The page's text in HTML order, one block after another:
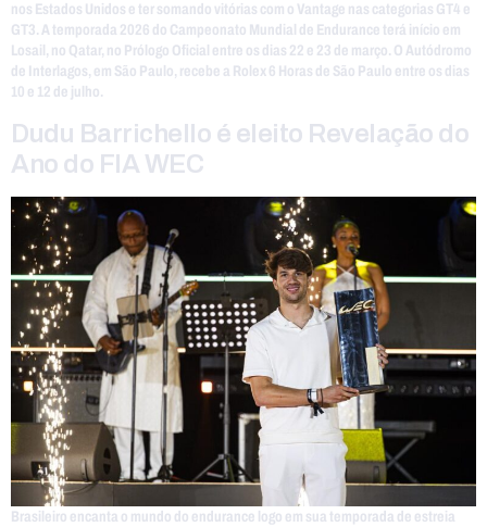
nos Estados Unidos e ter somando vitórias com o Vantage nas categorias GT4 e
GT3. A temporada 2026 do Campeonato Mundial de Endurance terá início em
Losail, no Qatar, no Prólogo Oficial entre os dias 22 e 23 de março. O Autódromo
de Interlagos, em São Paulo, recebe a Rolex 6 Horas de São Paulo entre os dias
10 e 12 de julho.
Dudu Barrichello é eleito Revelação do
Ano do FIA WEC
Brasileiro encanta o mundo do endurance logo em sua temporada de estreia